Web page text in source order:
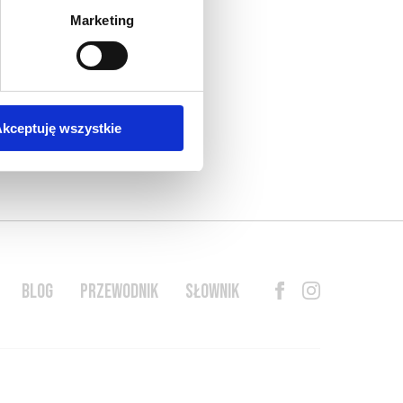
Marketing
wszystkie
BLOG PRZEWODNIK SŁOWNIK